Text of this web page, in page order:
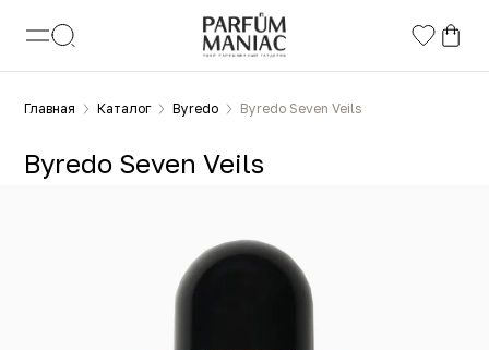
Главная Каталог Byredo Byredo Seven Veils
Byredo Seven Veils